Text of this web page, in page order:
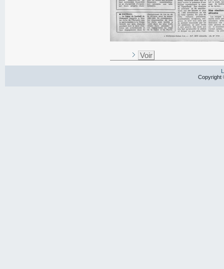
Voir
Copyright